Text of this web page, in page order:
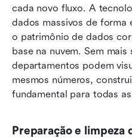
cada novo fluxo. A
dados massivos de
o patrimônio de dados
base na nuvem. Sem
departamentos podem
mesmos números,
fundamental para todas
Preparação e limpeza